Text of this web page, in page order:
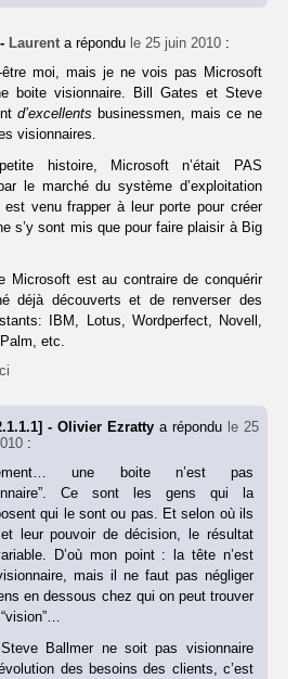
Laurent a répondu le 25 juin 2010 :
être moi, mais je ne vois pas Microsoft
boite visionnaire. Bill Gates et Steve
d’excellents businessmen, mais ce ne
visionnaires.
histoire, Microsoft n’était PAS
le marché du système d’exploitation
est venu frapper à leur porte pour créer
s’y sont mis que pour faire plaisir à Big
Microsoft est au contraire de conquérir
déjà découverts et de renverser des
IBM, Lotus, Wordperfect, Novell,
etc.
- Olivier Ezratty a répondu le 25
:
une boite n’est pas
Ce sont les gens qui la
qui le sont ou pas. Et selon où ils
leur pouvoir de décision, le résultat
D’où mon point : la tête n’est
mais il ne faut pas négliger
en dessous chez qui on peut trouver
Ballmer ne soit pas visionnaire
des besoins des clients, c’est